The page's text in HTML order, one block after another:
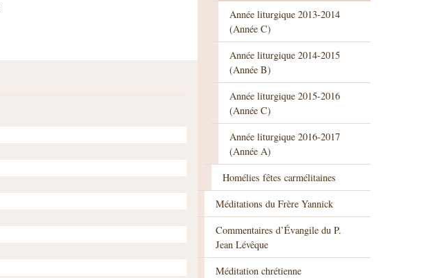
Année liturgique 2013-2014
(Année C)
Année liturgique 2014-2015
(Année B)
Année liturgique 2015-2016
(Année C)
Année liturgique 2016-2017
(Année A)
Homélies fêtes carmélitaines
Méditations du Frère Yannick
Commentaires d’Évangile du P.
Jean Lévêque
Méditation chrétienne